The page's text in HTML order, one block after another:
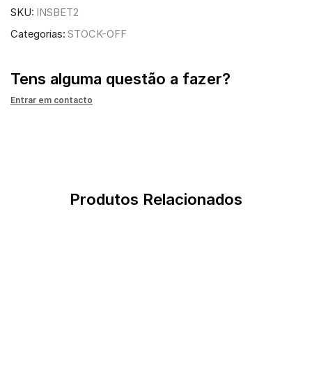
SKU: INSBET2
Categorias: STOCK-OFF
Tens alguma questão a fazer?
Entrar em contacto
Produtos Relacionados